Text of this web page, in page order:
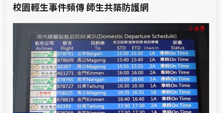
校園輕生事件頻傳 師生共築防護網